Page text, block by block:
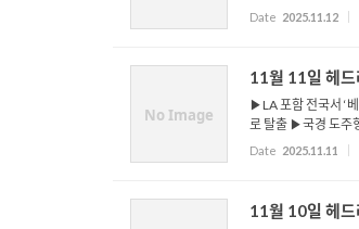
Date 2025.11.12
No Image
11월 11일 헤드
▶LA 포함 전국서 ‘
로 탈출 ▶국경 도주
Date 2025.11.11
11월 10일 헤드